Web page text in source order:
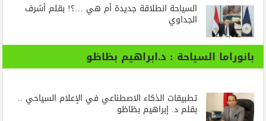
السياحة انطلاقة جديدة أم هي …؟! بقلم أشرف
الجداوي
بانوراما السياحة : د.ابراهيم بظاظو
تطبيقات الذكاء الاصطناعي في الإعلام السياحي ..
بقلم د. إبراهيم بظاظو